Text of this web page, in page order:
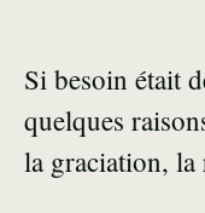
Si besoin était
quelques
la graciation,